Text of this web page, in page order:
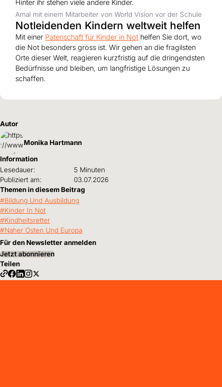
Amal mit einem Mitarbeiter von World Vision vor der Schule
Notleidenden Kindern weltweit helfen
Mit einer Patenschaft für Kinder in Not helfen Sie dort, wo
die Not besonders gross ist. Wir gehen an die fragilsten
Orte dieser Welt, reagieren kurzfristig auf die dringendsten
Bedürfnisse und bleiben, um langfristige Lösungen zu
schaffen.
Autor
Monika Hartmann
Information
Lesedauer:
5 Minuten
Publiziert am:
03.07.2026
Themen in diesem Beitrag
Bildung Und Ausbildung
Kinder In Not
Kindheitsretter
Naher Osten Und Europa
Für den Newsletter anmelden
Jetzt abonnieren
Teilen